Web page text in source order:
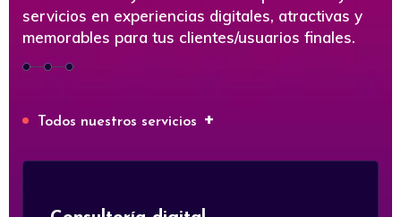
servicios en experiencias digitales, atractivas y
memorables para tus clientes/usuarios finales.
Todos nuestros servicios +